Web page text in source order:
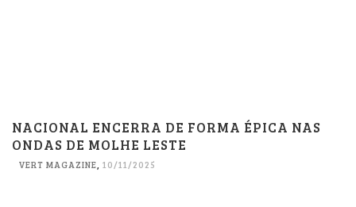
NACIONAL ENCERRA DE FORMA ÉPICA NAS
ONDAS DE MOLHE LESTE
VERT MAGAZINE, 10/11/2025